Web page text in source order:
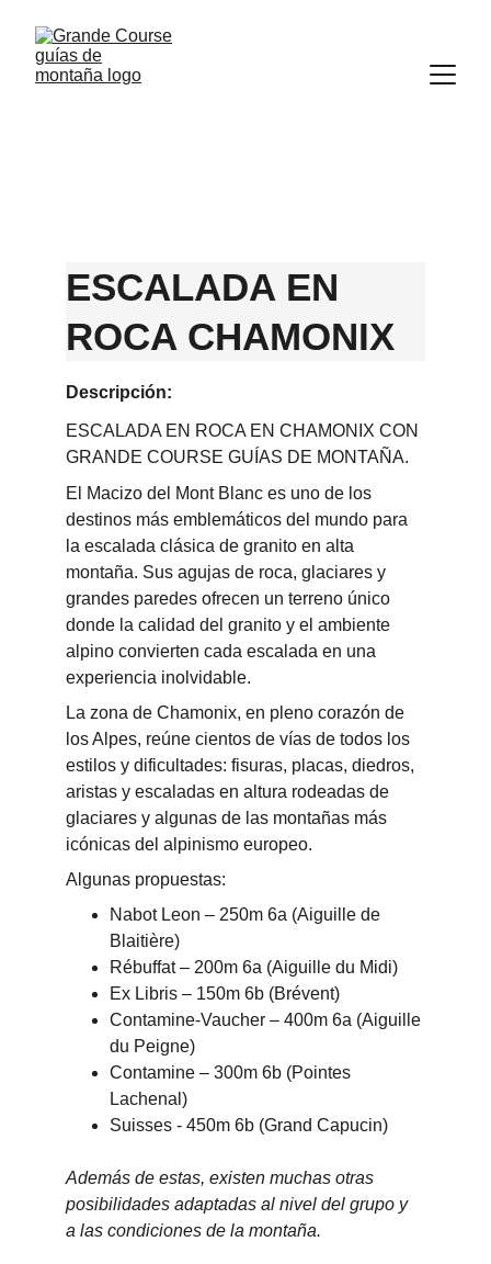
ESCALADA EN
ROCA CHAMONIX
Descripción:
ESCALADA EN ROCA EN CHAMONIX CON
GRANDE COURSE GUÍAS DE MONTAÑA.
El Macizo del Mont Blanc es uno de los
destinos más emblemáticos del mundo para
la escalada clásica de granito en alta
montaña. Sus agujas de roca, glaciares y
grandes paredes ofrecen un terreno único
donde la calidad del granito y el ambiente
alpino convierten cada escalada en una
experiencia inolvidable.
La zona de Chamonix, en pleno corazón de
los Alpes, reúne cientos de vías de todos los
estilos y dificultades: fisuras, placas, diedros,
aristas y escaladas en altura rodeadas de
glaciares y algunas de las montañas más
icónicas del alpinismo europeo.
Algunas propuestas:
Nabot Leon – 250m 6a (Aiguille de
Blaitière)
Rébuffat – 200m 6a (Aiguille du Midi)
Ex Libris – 150m 6b (Brévent)
Contamine-Vaucher – 400m 6a (Aiguille
du Peigne)
Contamine – 300m 6b (Pointes
Lachenal)
Suisses - 450m 6b (Grand Capucin)
Además de estas, existen muchas otras
posibilidades adaptadas al nivel del grupo y
a las condiciones de la montaña.